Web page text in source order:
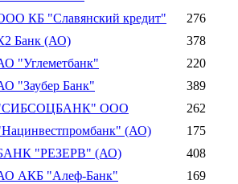
КБ "Славянский кредит"
276
Банк (АО)
378
"Углеметбанк"
220
"Заубер Банк"
389
ООО
262
(АО)
175
"РЕЗЕРВ" (АО)
408
АКБ "Алеф-Банк"
169